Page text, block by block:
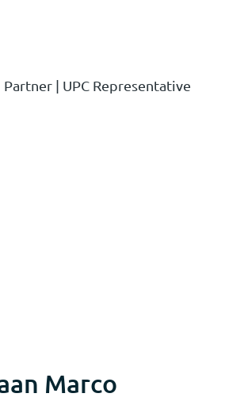
| UPC Representative
Marco